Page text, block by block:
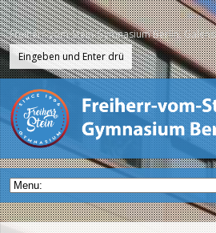
Freiherr-vom-Stein-Gymnasium Berlin,